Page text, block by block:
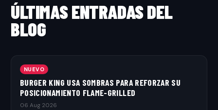
ÚLTIMAS ENTRADAS DEL
BLOG
NUEVO
BURGER KING USA SOMBRAS PARA REFORZAR SU
POSICIONAMIENTO FLAME-GRILLED
06 Aug 2026